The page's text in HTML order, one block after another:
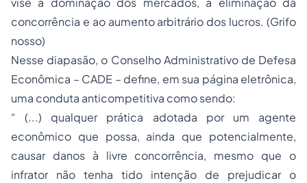
concorrência e ao aumento arbitrário dos lucros. (Grifo
nosso)
Nesse diapasão, o Conselho Administrativo de Defesa
Econômica – CADE – define, em sua página eletrônica,
uma conduta anticompetitiva como sendo:
“ (...) qualquer prática adotada por um agente
econômico que possa, ainda que potencialmente,
causar danos à livre concorrência, mesmo que o
infrator não tenha tido intenção de prejudicar o